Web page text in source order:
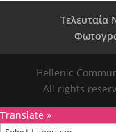
Τελευταία
Hellenic
All rights
Translate »